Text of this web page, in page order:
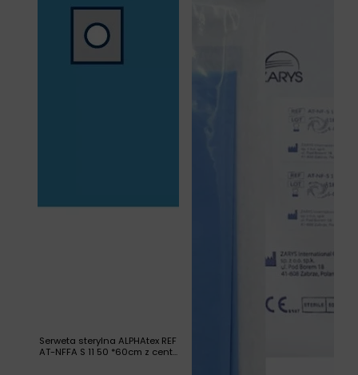
Serweta sterylna ALPHAtex REF
AT-NFFA S 11 50 *60cm z cent...